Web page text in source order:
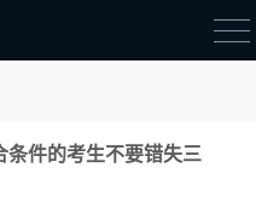
才卡
条件的考生不要错失三